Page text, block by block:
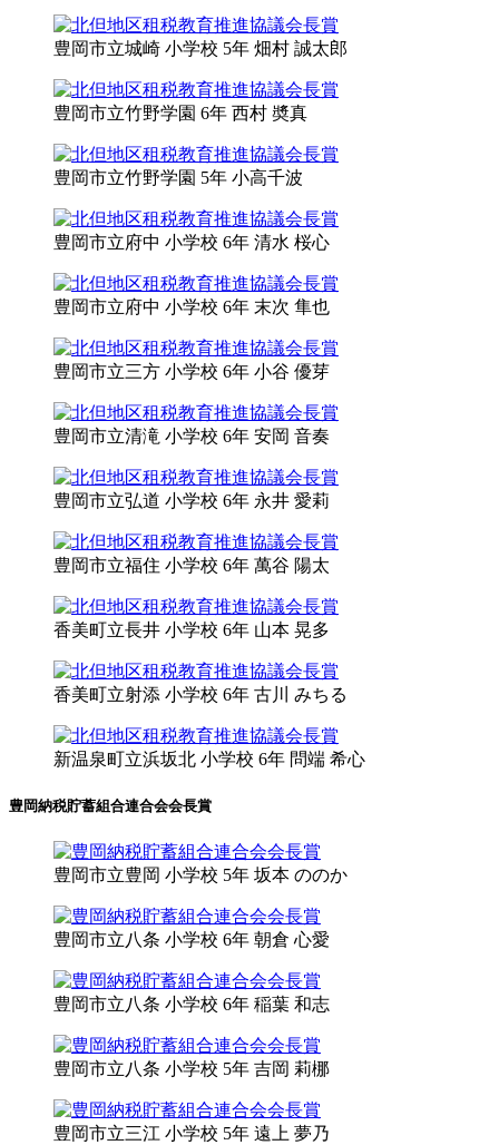
豊岡市立城崎 小学校 5年 畑村 誠太郎
豊岡市立竹野学園 6年 西村 奬真
豊岡市立竹野学園 5年 小高千波
豊岡市立府中 小学校 6年 清水 桜心
豊岡市立府中 小学校 6年 末次 隼也
豊岡市立三方 小学校 6年 小谷 優芽
豊岡市立清滝 小学校 6年 安岡 音奏
豊岡市立弘道 小学校 6年 永井 愛莉
豊岡市立福住 小学校 6年 萬谷 陽太
香美町立長井 小学校 6年 山本 晃多
香美町立射添 小学校 6年 古川 みちる
新温泉町立浜坂北 小学校 6年 問端 希心
豊岡納税貯蓄組合連合会会長賞
豊岡市立豊岡 小学校 5年 坂本 ののか
豊岡市立八条 小学校 6年 朝倉 心愛
豊岡市立八条 小学校 6年 稲葉 和志
豊岡市立八条 小学校 5年 吉岡 莉梛
豊岡市立三江 小学校 5年 遠上 夢乃